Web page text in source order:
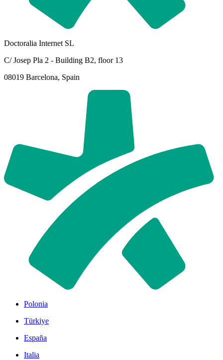
Doctoralia Internet SL
C/ Josep Pla 2 - Building B2, floor 13
08019 Barcelona, Spain
Polonia
Türkiye
España
Italia